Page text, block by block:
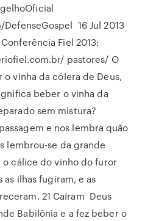
16 Jul 2013
Fiel 2013:
pastores/ O
vinha da cólera de Deus,
beber o vinha da
sem mistura?
e nos lembra quão
lembrou-se da grande
o cálice do vinho do furor
as ilhas fugiram, e as
21 Caíram Deus
Babilônia e a fez beber o